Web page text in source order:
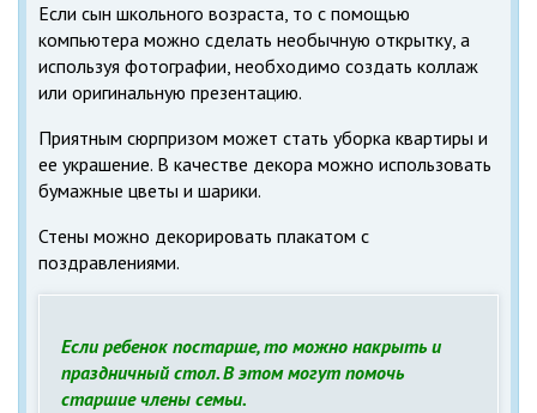
Если сын школьного возраста, то с помощью
компьютера можно сделать необычную открытку, а
используя фотографии, необходимо создать коллаж
или оригинальную презентацию.
Приятным сюрпризом может стать уборка квартиры и
ее украшение. В качестве декора можно использовать
бумажные цветы и шарики.
Стены можно декорировать плакатом с
поздравлениями.
Если ребенок постарше, то можно накрыть и
праздничный стол. В этом могут помочь
старшие члены семьи.